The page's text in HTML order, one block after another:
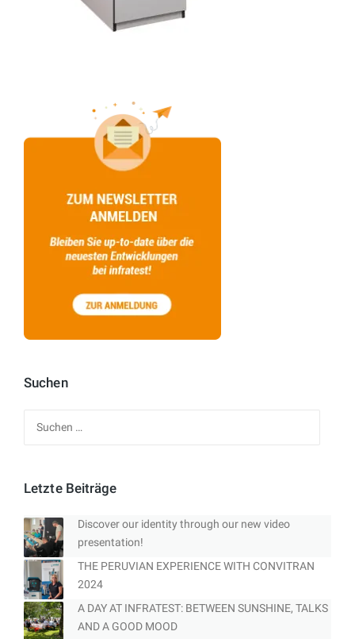
Suchen
Letzte Beiträge
Discover our identity through our new video
presentation!
THE PERUVIAN EXPERIENCE WITH CONVITRAN
2024
A DAY AT INFRATEST: BETWEEN SUNSHINE, TALKS
AND A GOOD MOOD